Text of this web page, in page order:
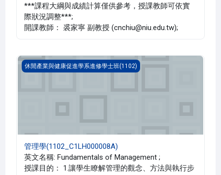
***課程大綱與成績計算僅供參考，授課教師可依實
際狀況調整***;
開課教師： 裘家寧 副教授 (cnchiu@niu.edu.tw);
管理學(1102_C1LH000008A)
休閒產業與健康促進學系進修學士班(1102)
管理學(1102_C1LH000008A)
英文名稱: Fundamentals of Management ;
授課目的： 1.讓學生瞭解管理的觀念、方法與執行步